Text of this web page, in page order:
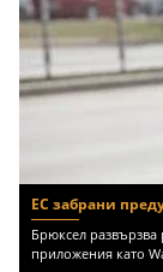
ЕС забрани
Брюксел развързва
приложения като